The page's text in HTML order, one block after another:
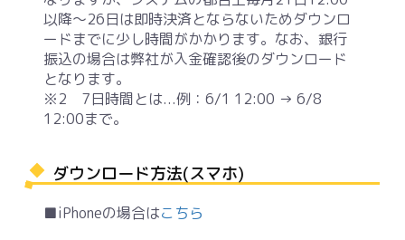
以降～26日は即時決済とならないためダウンロ
ードまでに少し時間がかかります。なお、銀行
振込の場合は弊社が入金確認後のダウンロード
となります。
※2 7日時間とは...例：6/1 12:00 → 6/8
12:00まで。
ダウンロード方法(スマホ)
■iPhoneの場合はこちら